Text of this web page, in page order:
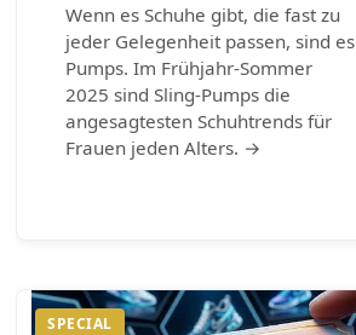
Wenn es Schuhe gibt, die fast zu
jeder Gelegenheit passen, sind es
Pumps. Im Frühjahr-Sommer
2025 sind Sling-Pumps die
angesagtesten Schuhtrends für
Frauen jeden Alters. →
SPECIAL